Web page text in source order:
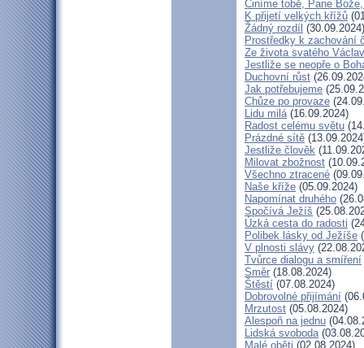
Činíme tobě, Pane
K přijetí velkých křížů
Žádný rozdíl (30.09.2024)
Prostředky k zachování
Ze života svatého
Jestliže se neopře o
Duchovní růst
Jak potřebujeme
Chůze po provaze
Lidu milá(16.09.2024)
Radost celému světu
Prázdné sítě
Jestliže člověk
Milovat zbožnost
Všechno ztracené
Naše kříže (05.09.2024)
Napomínat druhého
Spočívá Ježíš
Úzká cesta do radosti
Polibek lásky od Ježíše
V plnosti slávy
Tvůrce dialogu a smíření
Směr (18.08.2024)
Štěstí (07.08.2024)
Dobrovolné přijímání
Mrzutost (05.08.2024)
Alespoň na jednu
Lidská svoboda
Malé oběti (02.08.2024)